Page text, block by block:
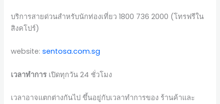
บริการสายด่วนสำหรับนักท่องเที่ยว 1800 736 2000 (โทรฟรีใน
สิงคโปร์)
website:sentosa.com.sg
เวลาทำการ เปิดทุกวัน 24 ชั่วโมง
เวลาอาจแตกต่างกันไป ขึ้นอยู่กับเวลาทำการของ ร้านค้าและ